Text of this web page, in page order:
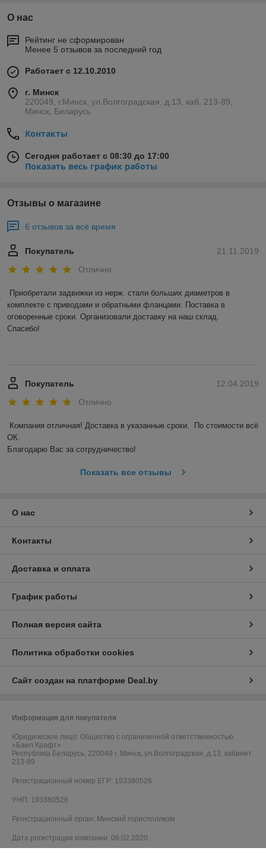
О нас
Рейтинг не сформирован
Менее 5 отзывов за последний год
Работает с 12.10.2010
г. Минск
220049, г.Минск, ул.Волгоградская, д.13, каб. 213-89,
Минск, Беларусь
Контакты
Сегодня работает с 08:30 до 17:00
Показать весь график работы
Отзывы о магазине
6 отзывов за всё время
21.11.2019
Покупатель
Отлично
Приобретали задвижки из нерж. стали больших диаметров в
комплекте с приводами и обратными фланцами. Поставка в
оговоренные сроки. Организовали доставку на наш склад.
Спасибо!
12.04.2019
Покупатель
Отлично
Компания отличная! Доставка в указанные сроки.  По стоимости всё
ОК.
Благодарю Вас за сотрудничество!
Показать все отзывы
О нас
Контакты
Доставка и оплата
График работы
Полная версия сайта
Политика обработки cookies
Сайт создан на платформе Deal.by
Информация для покупателя
Юридическое лицо: Общество с ограниченной ответственностью
«Баел Крафт»
Республика Беларусь, 220049 г. Минск, ул.Волгоградская, д.13, кабинет
213-89
Регистрационный номер ЕГР: 193380526
УНП: 193380526
Регистрационный орган: Минский горисполлком
Дата регистрации компании: 06.02.2020